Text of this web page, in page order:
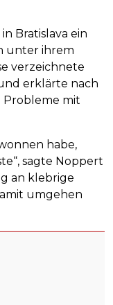
Bratislava ein
unter ihrem
verzeichnete
erklärte nach
Probleme mit
habe,
sagte Noppert
an klebrige
umgehen